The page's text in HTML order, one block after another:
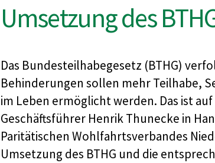
Umsetzung des
Das Bundesteilhabegesetz (BTHG)
Behinderungen sollen mehr Teilhabe,
im Leben ermöglicht werden. Das ist
Geschäftsführer Henrik Thunecke in
Paritätischen Wohlfahrtsverbandes
Umsetzung des BTHG und die